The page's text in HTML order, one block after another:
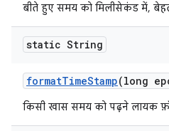
बीते हुए समय को मिलीसेकंड में,
static String
formatTimeStamp(long
किसी खास समय को पढ़ने लायक